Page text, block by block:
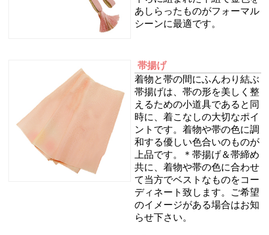
あしらったものがフォーマル
シーンに最適です。
帯揚げ
着物と帯の間にふんわり結ぶ
帯揚げは、帯の形を美しく整
えるための小道具であると同
時に、着こなしの大切なポイ
ントです。着物や帯の色に調
和する優しい色合いのものが
上品です。＊帯揚げ＆帯締め
共に、着物や帯の色に合わせ
て当方でベストなものをコー
ディネート致します。ご希望
のイメージがある場合はお知
らせ下さい。